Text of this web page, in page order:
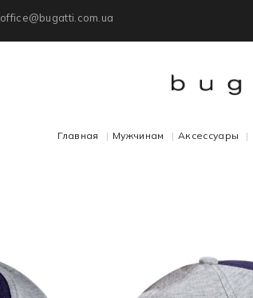
office@bugatti.com.ua
Главная Мужчинам Аксессуары